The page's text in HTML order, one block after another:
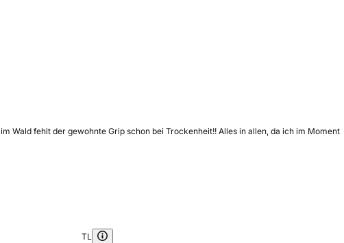
Wald fehlt der gewohnte Grip schon bei Trockenheit!! Alles in allen, da ich im Moment
TL